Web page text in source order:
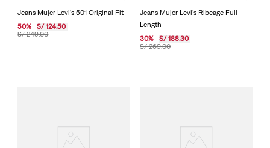
Jeans Mujer Levi's 501 Original Fit
S/ 249.00
50% S/ 124.50
Jeans Mujer Levi's Ribcage Full
Length
S/ 269.00
30% S/ 188.30